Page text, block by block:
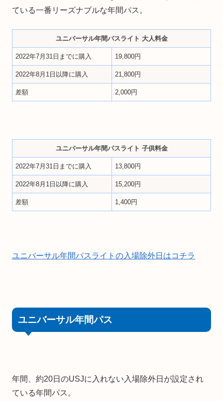
ている一番リーズナブルな年間パス。
ユニバーサル年間パスライト 大人料金
2022年7月31日までに購入 19,800円
2022年8月1日以降に購入 21,800円
差額 2,000円
ユニバーサル年間パスライト 子供料金
2022年7月31日までに購入 13,800円
2022年8月1日以降に購入 15,200円
差額 1,400円
ユニバーサル年間パスライトの入場除外日はコチラ
ユニバーサル年間パス
年間、約20日のUSJに入れない入場除外日が設定され
ている年間パス。